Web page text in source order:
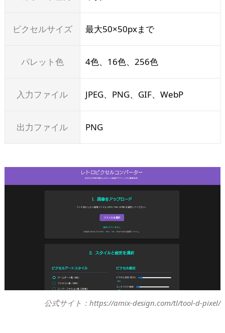
ピクセルサイズ 最大50×50pxまで
パレット色 4色、16色、256色
入力ファイル JPEG、PNG、GIF、WebP
出力ファイル PNG
公式サイト：https://amix-design.com/tl/tool-d-pixel/